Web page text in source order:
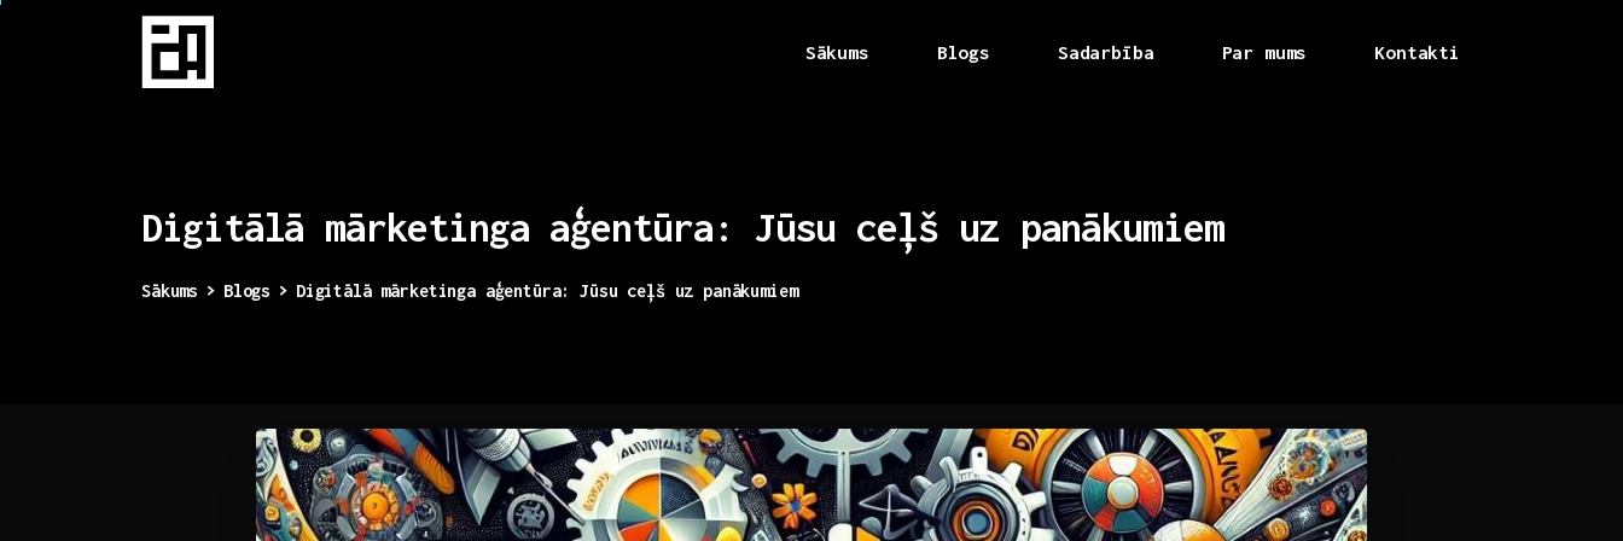
Sākums Blogs Sadarbība Par mums Kontakti
Digitālā mārketinga aģentūra: Jūsu ceļš uz panākumiem
Sākums Blogs Digitālā mārketinga aģentūra: Jūsu ceļš uz panākumiem